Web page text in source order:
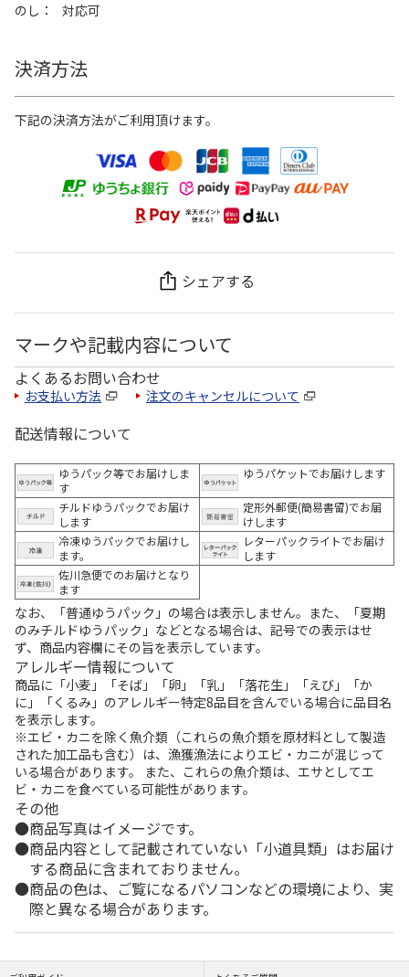
のし
対応可
決済方法
下記の決済方法がご利用頂けます。
シェアする
マークや記載内容について
よくあるお問い合わせ
お支払い方法 注文のキャンセルについて
配送情報について
ゆうパック等でお届けしま
す
ゆうパケットでお届けします
チルドゆうパックでお届け
します
定形外郵便(簡易書留)でお届
けします
冷凍ゆうパックでお届けし
ます。
レターパックライトでお届け
します
佐川急便でのお届けとなり
ます
なお、「普通ゆうパック」の場合は表示しません。また、「夏期
のみチルドゆうパック」などとなる場合は、記号での表示はせ
ず、商品内容欄にその旨を表示しています。
アレルギー情報について
商品に「小麦」「そば」「卵」「乳」「落花生」「えび」「か
に」「くるみ」のアレルギー特定8品目を含んでいる場合に品目名
を表示します。
※エビ・カニを除く魚介類（これらの魚介類を原材料として製造
された加工品も含む）は、漁獲漁法によりエビ・カニが混じって
いる場合があります。 また、これらの魚介類は、エサとしてエ
ビ・カニを食べている可能性があります。
その他
商品写真はイメージです。
商品内容として記載されていない「小道具類」はお届け
する商品に含まれておりません。
商品の色は、ご覧になるパソコンなどの環境により、実
際と異なる場合があります。